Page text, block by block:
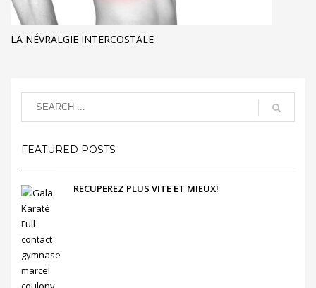
LA NÉVRALGIE INTERCOSTALE
FEATURED POSTS
RECUPEREZ PLUS VITE ET MIEUX!